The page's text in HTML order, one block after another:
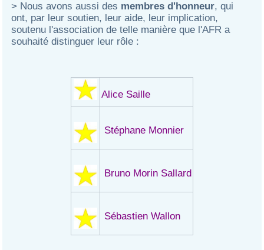
> Nous avons aussi des membres d'honneur, qui
ont, par leur soutien, leur aide, leur implication,
soutenu l'association de telle manière que l'AFR a
souhaité distinguer leur rôle :
Alice Saille
Stéphane Monnier
Bruno Morin Sallard
Sébastien Wallon